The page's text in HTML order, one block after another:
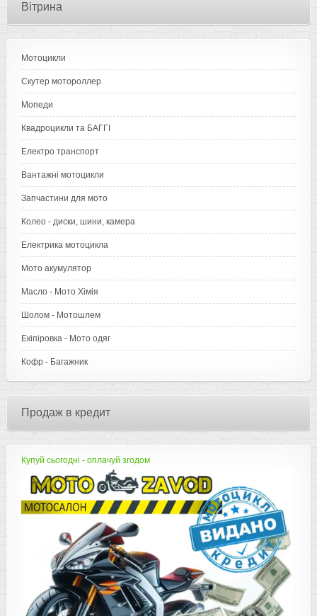
Вітрина
Мотоцикли
Скутер мотороллер
Мопеди
Квадроцикли та БАГГІ
Електро транспорт
Вантажні мотоцикли
Запчастини для мото
Колео - диски, шини, камера
Електрика мотоцикла
Мото акумулятор
Масло - Мото Хімія
Шолом - Мотошлем
Екіпіровка - Мото одяг
Кофр - Багажник
Продаж в кредит
Купуй сьогодні - оплачуй згодом